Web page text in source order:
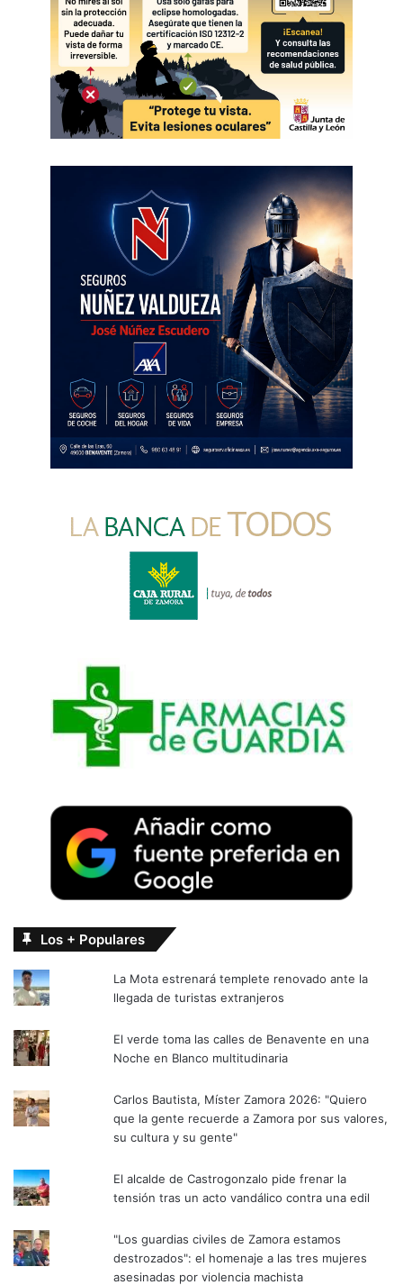
Los + Populares
La Mota estrenará templete renovado ante la
llegada de turistas extranjeros
El verde toma las calles de Benavente en una
Noche en Blanco multitudinaria
Carlos Bautista, Míster Zamora 2026: "Quiero
que la gente recuerde a Zamora por sus valores,
su cultura y su gente"
El alcalde de Castrogonzalo pide frenar la
tensión tras un acto vandálico contra una edil
"Los guardias civiles de Zamora estamos
destrozados": el homenaje a las tres mujeres
asesinadas por violencia machista